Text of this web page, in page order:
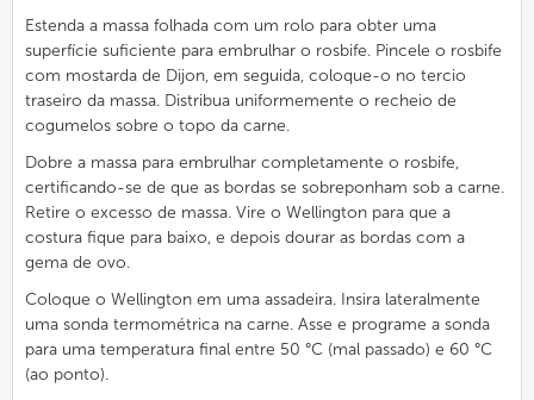
Estenda a massa folhada com um rolo para obter uma
superfície suficiente para embrulhar o rosbife. Pincele o rosbife
com mostarda de Dijon, em seguida, coloque-o no tercio
traseiro da massa. Distribua uniformemente o recheio de
cogumelos sobre o topo da carne.
Dobre a massa para embrulhar completamente o rosbife,
certificando-se de que as bordas se sobreponham sob a carne.
Retire o excesso de massa. Vire o Wellington para que a
costura fique para baixo, e depois dourar as bordas com a
gema de ovo.
Coloque o Wellington em uma assadeira. Insira lateralmente
uma sonda termométrica na carne. Asse e programe a sonda
para uma temperatura final entre 50 °C (mal passado) e 60 °C
(ao ponto).